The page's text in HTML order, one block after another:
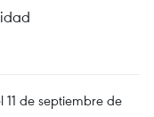
11 de septiembre de